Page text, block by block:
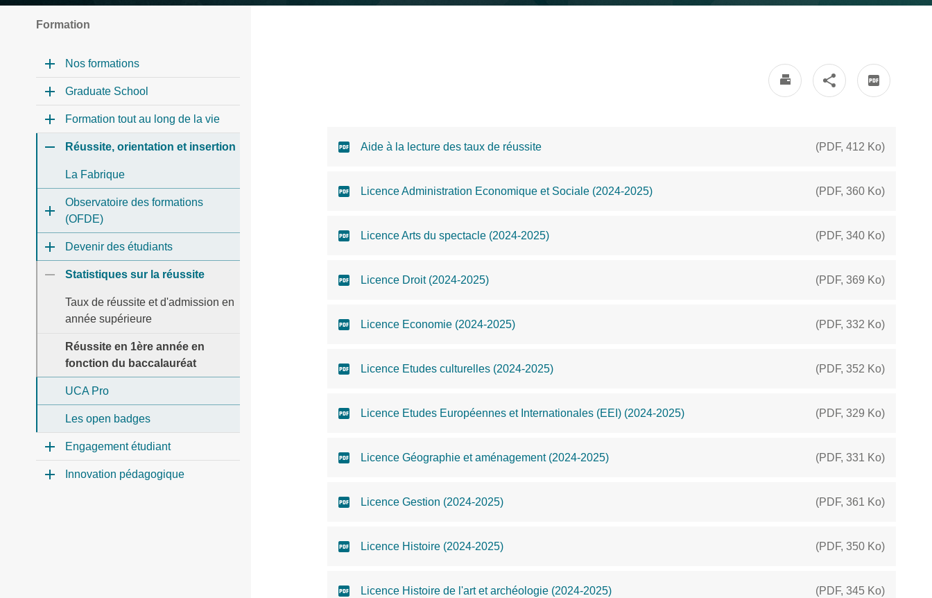
Aide à la lecture des taux de réussite (PDF, 412 Ko)
Licence Administration Economique et Sociale (2024-2025) (PDF, 360 Ko)
Licence Arts du spectacle (2024-2025) (PDF, 340 Ko)
Licence Droit (2024-2025) (PDF, 369 Ko)
Licence Economie (2024-2025) (PDF, 332 Ko)
Licence Etudes culturelles (2024-2025) (PDF, 352 Ko)
Licence Etudes Européennes et Internationales (EEI) (2024-2025) (PDF, 329 Ko)
Licence Géographie et aménagement (2024-2025) (PDF, 331 Ko)
Licence Gestion (2024-2025) (PDF, 361 Ko)
Licence Histoire (2024-2025) (PDF, 350 Ko)
Licence Histoire de l'art et archéologie (2024-2025) (PDF, 345 Ko)
Formation
Nos formations
Graduate School
Formation tout au long de la vie
Réussite, orientation et insertion
La Fabrique
Observatoire des formations
(OFDE)
Devenir des étudiants
Statistiques sur la réussite
Taux de réussite et d'admission en
année supérieure
Réussite en 1ère année en
fonction du baccalauréat
UCA Pro
Les open badges
Engagement étudiant
Innovation pédagogique